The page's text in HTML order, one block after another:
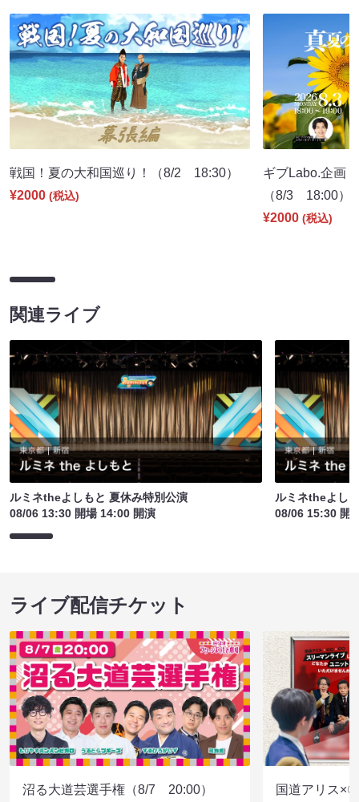
戦国！夏の大和国巡り！（8/2 18:30）
¥2000 (税込)
ギブLabo.企画
（8/3 18:00）
¥2000 (税込)
関連ライブ
ルミネtheよしもと 夏休み特別公演
08/06 13:30 開場 14:00 開演
ルミネtheよし
08/06 15:30 開
ライブ配信チケット
沼る大道芸選手権（8/7 20:00）
国道アリス×